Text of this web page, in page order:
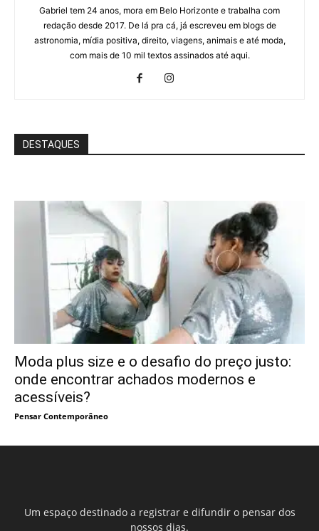
Gabriel tem 24 anos, mora em Belo Horizonte e trabalha com
redação desde 2017. De lá pra cá, já escreveu em blogs de
astronomia, mídia positiva, direito, viagens, animais e até moda,
com mais de 10 mil textos assinados até aqui.
DESTAQUES
Moda plus size e o desafio do preço justo:
onde encontrar achados modernos e
acessíveis?
Pensar Contemporâneo
Um espaço destinado a registrar e difundir o pensar dos
nossos dias.